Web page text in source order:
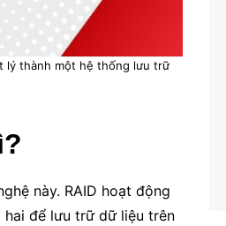
lý thành một hệ thống lưu trữ
này. RAID hoạt động
để lưu trữ dữ liệu trên